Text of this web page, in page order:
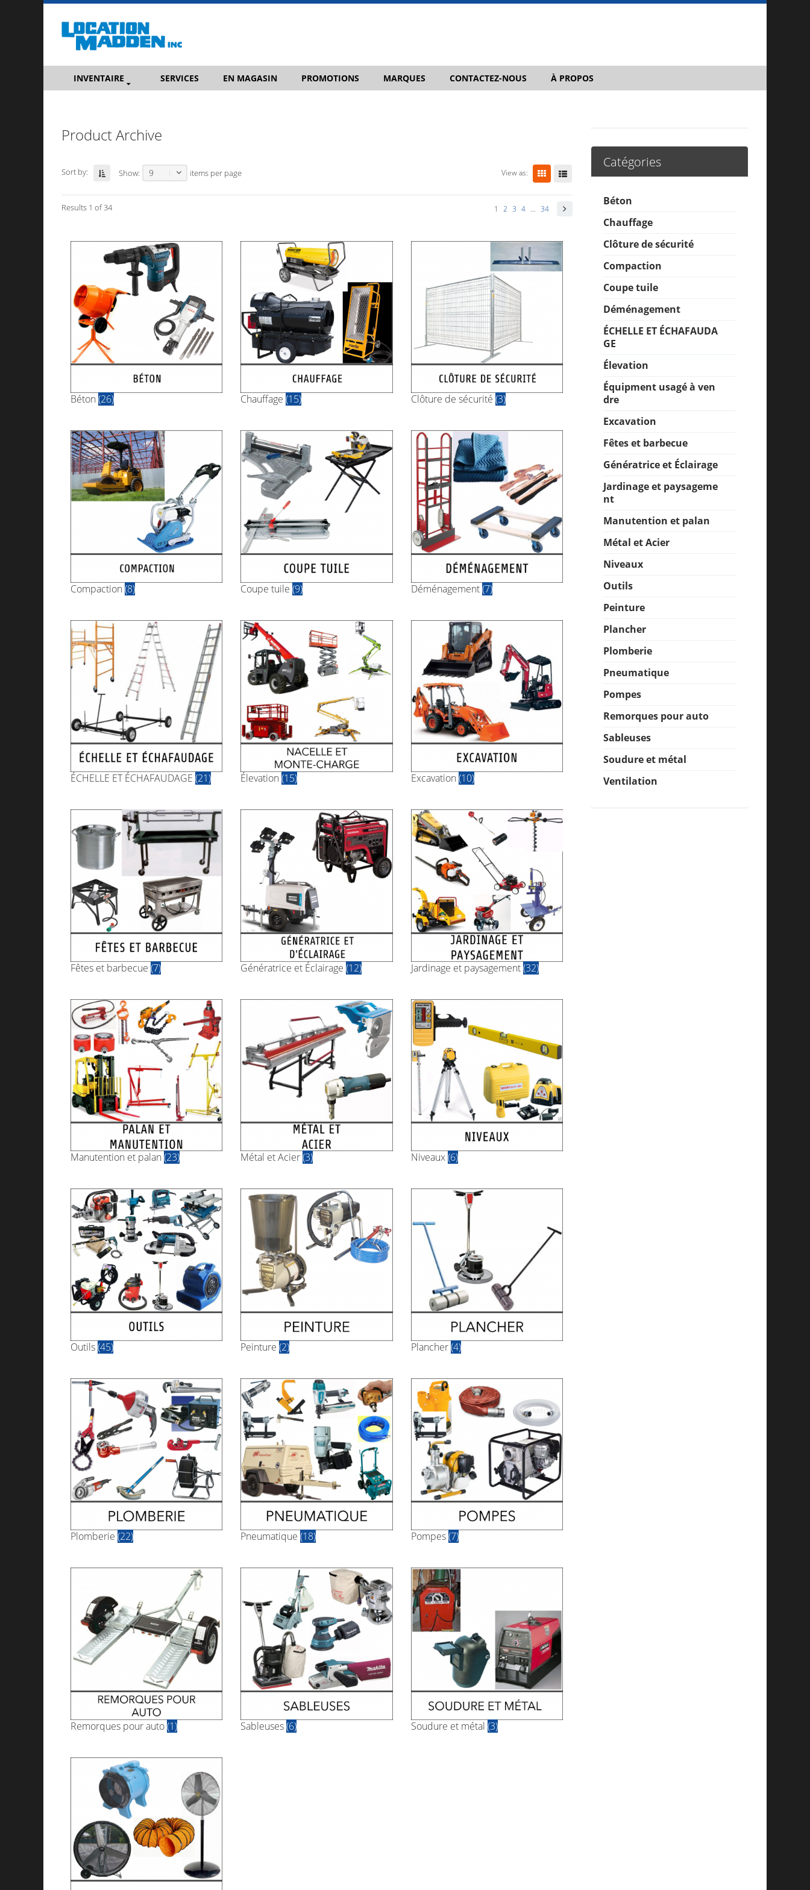
INVENTAIRE SERVICES EN MAGASIN PROMOTIONS MARQUES CONTACTEZ-NOUS À PROPOS
Product Archive
Sort by: Show: 9 items per page View as:
Results 1 of 34 1 2 3 4 … 34
Béton (26) Chauffage(15) Clôture de sécurité (3)
Compaction (8) Coupe tuile(9) Déménagement(7)
ÉCHELLE ET ÉCHAFAUDAGE (21) Élevation(15) Excavation (10)
Fêtes et barbecue (7) Génératrice et Éclairage(12) Jardinage et paysagement(32)
Manutention et palan (23) Métal et Acier(3) Niveaux(6)
Outils(45) Peinture(2) Plancher(4)
Plomberie (22) Pneumatique(18) Pompes(7)
Remorques pour auto(1) Sableuses(6) Soudure et métal (3)
Catégories
Béton
Chauffage
Clôture de sécurité
Compaction
Coupe tuile
Déménagement
ÉCHELLE ET ÉCHAFAUDA
GE
Élevation
Équipment usagé à ven
dre
Excavation
Fêtes et barbecue
Génératrice et Éclairage
Jardinage et paysageme
nt
Manutention et palan
Métal et Acier
Niveaux
Outils
Peinture
Plancher
Plomberie
Pneumatique
Pompes
Remorques pour auto
Sableuses
Soudure et métal
Ventilation